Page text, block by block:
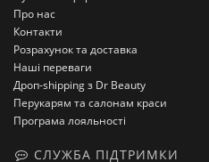
Про нас
Контакти
Розрахунок та доставка
Наші переваги
Дроп-shipping з Dr Beauty
Перукарям та салонам краси
Програма лояльності
СЛУЖБА ПІДТРИМКИ